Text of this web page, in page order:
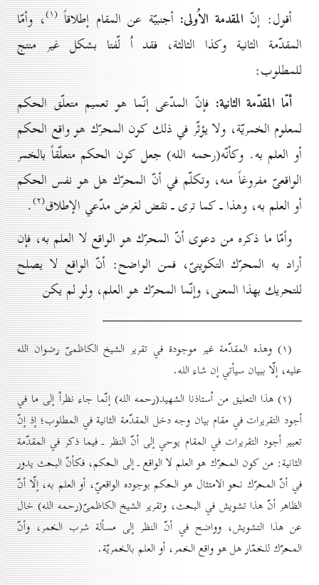
أقول: إنّ المقدمة الاُولى: أجنبيّة عن المقام إطلاقاً(۱) ، وأمّا
المقدّمة الثانية وكذا الثالثة، فقد اُ لّفتا بشكل غير منتج
للمطلوب:
أمّا المقدّمة الثانية: فإنّ المدّعى إنّما هو تعميم متعلّق الحكم
لمعلوم الخمريّة، ولا يؤثّر في ذلك كون المحرّك هو واقع الحكم
أو العلم به. وكأنّه(رحمه الله) جعل كون الحكم متعلّقاً بالخمر
الواقعىّ مفروغاً منه، وتكلّم في أنّ المحرّك هل هو نفس الحكم
أو العلم به، وهذا ـ كما ترى ـ نقض لغرض مدّعي الإطلاق(۲) .
وأمّا ما ذكره من دعوى أنّ المحرّك هو الواقع لا العلم به، فإن
أراد به المحرّك التكوينىّ، فمن الواضح: أنّ الواقع لا يصلح
للتحريك بهذا المعنى، وإنّما المحرّك هو العلم، ولو لم يكن
(۱) وهذه المقدّمة غير موجودة في تقرير الشيخ الكاظمىّ رضوان الله
عليه، إلّا ببيان سيأتي إن شاء الله.
(۲) هذا التعليق من اُستاذنا الشهيد(رحمه الله) إنّما جاء نظراً إلى ما في
أجود التقريرات في مقام بيان وجه دخل المقدّمة الثانية في المطلوب؛ إذ إنّ
تعبير أجود التقريرات في المقام يوحي إلى أنّ النظر ـ فيما ذكر في المقدّمة
الثانية: من كون المحرّك هو العلم لا الواقع ـ إلى الحكم، فكأنّ البحث يدور
في أنّ المحرّك نحو الامتثال هو الحكم بوجوده الواقعيّ، أو العلم به، إلّا أنّ
الظاهر أنّ هذا تشويش في البحث، وتقرير الشيخ الكاظمىّ(رحمه الله) خال
عن هذا التشويش، وواضح في أنّ النظر إلى مسألة شرب الخمر، وأنّ
المحرّك للخمّار هل هو واقع الخمر، أو العلم بالخمريّة.